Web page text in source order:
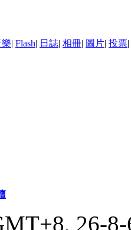
| Flash| 日誌| 相冊| 圖片| 投票|
26-